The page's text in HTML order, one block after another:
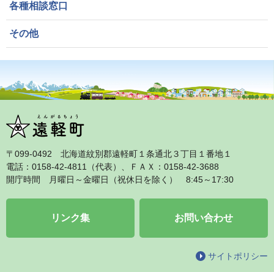
各種相談窓口
その他
〒099‐0492 北海道紋別郡遠軽町１条通北３丁目１番地１
電話：0158‐42‐4811（代表）、ＦＡＸ：0158‐42‐3688
開庁時間 月曜日～金曜日（祝休日を除く） 8:45～17:30
リンク集 お問い合わせ
サイトポリシー